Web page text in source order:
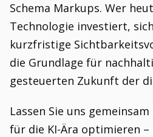
Schema Markups. Wer
Technologie investiert,
kurzfristige
die Grundlage für
gesteuerten Zukunft der
Lassen Sie uns
für die KI-Ära optimieren